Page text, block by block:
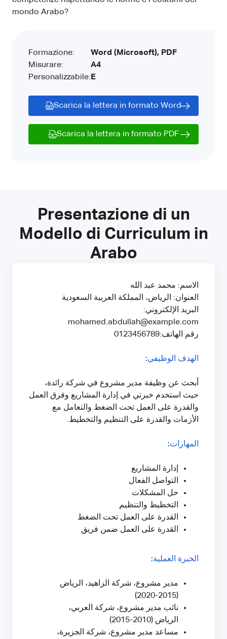
mondo Arabo?
Formazione:
Misurare:
Personalizzabile:
Word (Microsoft), PDF
A4
E
Scarica la lettera in formato Word
Scarica la lettera in formato PDF
Presentazione di un
Modello di Curriculum in
Arabo
الاسم: محمد عبد الله
العنوان: الرياض، المملكة العربية السعودية
البريد الإلكتروني:
mohamed.abdullah@example.com
رقم الهاتف:0123456789
الهدف الوظيفي:
أبحث عن وظيفة مدير مشروع في شركة رائدة،
حيث استخدم خبرتي في إدارة المشاريع وفرق العمل
والقدرة على العمل تحت الضغط والتعامل مع
الأزمات والقدرة على التنظيم والتخطيط.
المهارات:
إدارة المشاريع
التواصل الفعال
حل المشكلات
التخطيط والتنظيم
القدرة على العمل تحت الضغط
القدرة على العمل ضمن فريق
الخبرة العملية:
مدير مشروع، شركة الزاهيد، الرياض
(2015-2020)
نائب مدير مشروع، شركة العربي،
الرياض (2010-2015)
مساعد مدير مشروع، شركة الجزيرة،